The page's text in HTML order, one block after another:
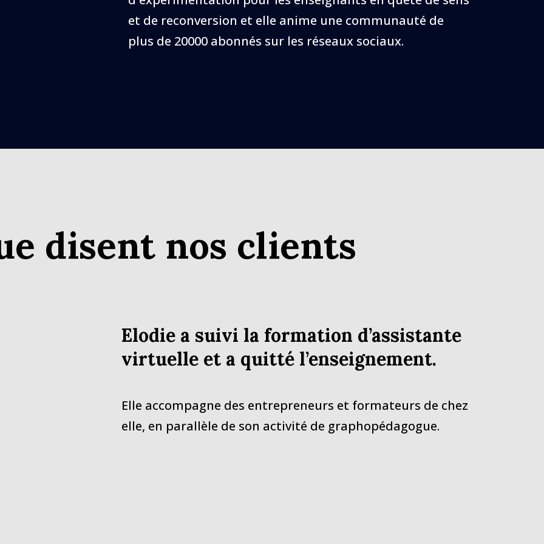
et de reconversion et elle anime une communauté de
plus de 20000 abonnés sur les réseaux sociaux.
disent nos clients
Elodie a suivi la formation d’assistante
virtuelle et a quitté l’enseignement.
Elle accompagne des entrepreneurs et formateurs de chez
elle, en parallèle de son activité de graphopédagogue.